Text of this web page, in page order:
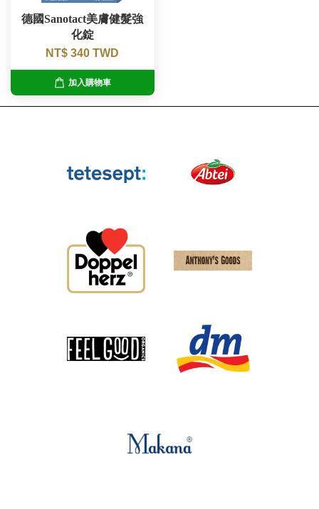
德國Sanotact美膚健髮強
化錠
NT$ 340 TWD
加入購物車